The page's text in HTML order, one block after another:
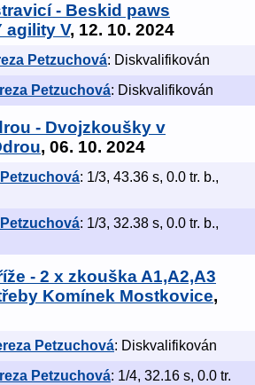
- Beskid paws
agility V, 12. 10. 2024
Petzuchová: Diskvalifikován
Petzuchová: Diskvalifikován
- Dvojzkoušky v
, 06. 10. 2024
: 1/3, 43.36 s, 0.0 tr. b.,
: 1/3, 32.38 s, 0.0 tr. b.,
- 2 x zkouška A1,A2,A3
Komínek Mostkovice,
Petzuchová: Diskvalifikován
Petzuchová: 1/4, 32.16 s, 0.0 tr.